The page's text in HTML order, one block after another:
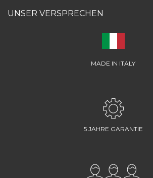
UNSER VERSPRECHEN
MADE IN ITALY
5 JAHRE GARANTIE